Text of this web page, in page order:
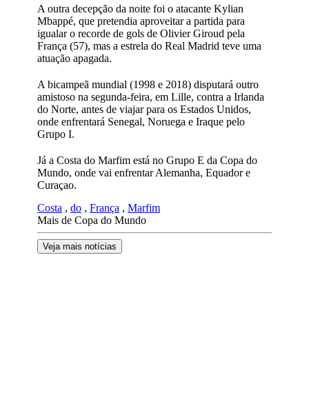
A outra decepção da noite foi o atacante Kylian
Mbappé, que pretendia aproveitar a partida para
igualar o recorde de gols de Olivier Giroud pela
França (57), mas a estrela do Real Madrid teve uma
atuação apagada.
A bicampeã mundial (1998 e 2018) disputará outro
amistoso na segunda-feira, em Lille, contra a Irlanda
do Norte, antes de viajar para os Estados Unidos,
onde enfrentará Senegal, Noruega e Iraque pelo
Grupo I.
Já a Costa do Marfim está no Grupo E da Copa do
Mundo, onde vai enfrentar Alemanha, Equador e
Curaçao.
Costa , do , França , Marfim
Mais de Copa do Mundo
Veja mais notícias